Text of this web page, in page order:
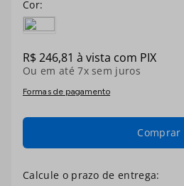
R$246,81 à vista com PIX
Ou em até7x sem juros
Formas de pagamento
Comprar
º troca-pulseira
relogio smartwatch
º
º kit troca-pulseira